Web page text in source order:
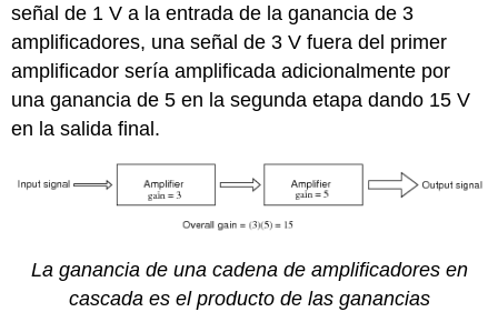
señal de 1 V a la entrada de la ganancia de 3
amplificadores, una señal de 3 V fuera del primer
amplificador sería amplificada adicionalmente por
una ganancia de 5 en la segunda etapa dando 15 V
en la salida final.
La ganancia de una cadena de amplificadores en
cascada es el producto de las ganancias